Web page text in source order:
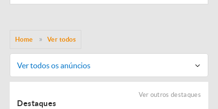
Home Ver todos
Ver todos os anúncios
Ver outros destaques
Destaques